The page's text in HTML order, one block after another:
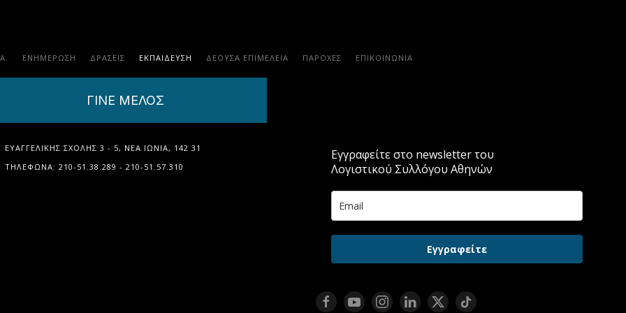
ΕΝΗΜΕΡΩΣΗ ΔΡΑΣΕΙΣ ΕΚΠΑΊΔΕΥΣΗ ΔΕΟΥΣΑ ΕΠΙΜΕΛΕΙΑ ΠΑΡΟΧΈΣ ΕΠΙΚΟΙΝΩΝΊΑ
ΓΙΝΕ ΜΕΛΟΣ
ΕΥΑΓΓΕΛΙΚΉΣ ΣΧΟΛΉΣ 3 - 5, ΝΈΑ ΙΩΝΊΑ, 142 31
ΤΗΛΈΦΩΝΑ: 210-51.38.289 - 210-51.57.310
Εγγραφείτε στο newsletter του
Λογιστικού Συλλόγου Αθηνών
Εγγραφείτε